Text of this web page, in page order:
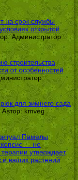
на срок службы
открытой
Администратор
строительства
от особенностей
для зимнего сада
kmveg
Памелы
— но
утверждает,
и ваших растений